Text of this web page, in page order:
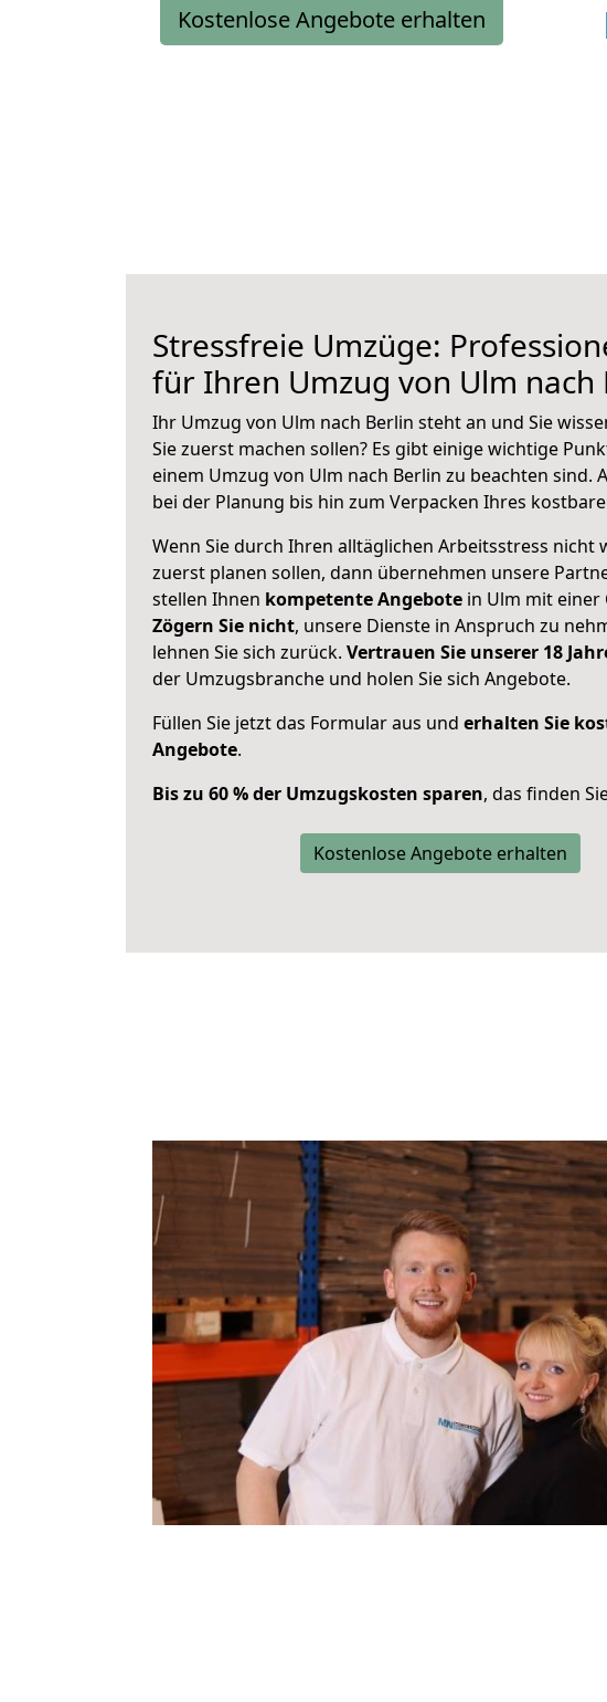
Kostenlose Angebote erhalten
Stressfreie Umzüge:
für Ihren Umzug von Ulm nach
Ihr Umzug von Ulm nach Berlin steht an und Sie
Sie zuerst machen sollen? Es gibt einige wichtige
einem Umzug von Ulm nach Berlin zu beachten sind.
bei der Planung bis hin zum Verpacken Ihres
Wenn Sie durch Ihren alltäglichen Arbeitsstress nicht
zuerst planen sollen, dann übernehmen unsere
stellen Ihnen kompetente Angebote in Ulm mit einer
Zögern Sie nicht, unsere Dienste in Anspruch zu
lehnen Sie sich zurück. Vertrauen Sie unserer 18
der Umzugsbranche und holen Sie sich Angebote.
Füllen Sie jetzt das Formular aus und erhalten Sie
Angebote.
Bis zu 60 % der Umzugskosten sparen, das finden
Kostenlose Angebote erhalten